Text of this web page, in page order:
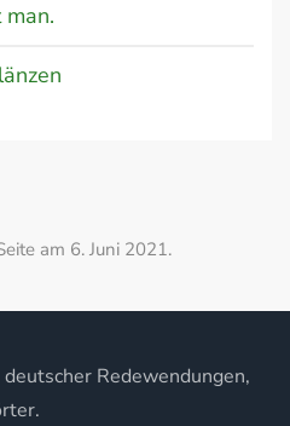
am 6. Juni 2021.
Redewendungen,